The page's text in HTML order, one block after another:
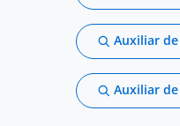
Auxiliar
Auxiliar